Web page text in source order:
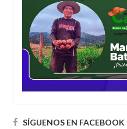
SÍGUENOS EN FACEBOOK